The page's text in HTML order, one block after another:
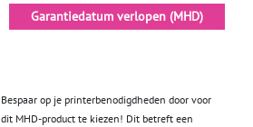
Garantiedatum verlopen (MHD)
Bespaar op je printerbenodigdheden door voor
dit MHD-product te kiezen! Dit betreft een